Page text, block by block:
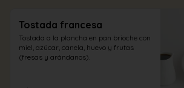
Tostada francesa
Tostada a la plancha en pan brioche con
miel, azúcar, canela, huevo y frutas
(fresas y arándanos).